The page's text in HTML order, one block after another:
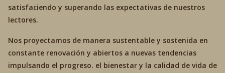
satisfaciendo y superando las expectativas de nuestros
lectores.
Nos proyectamos de manera sustentable y sostenida en
constante renovación y abiertos a nuevas tendencias
impulsando el progreso. el bienestar y la calidad de vida de